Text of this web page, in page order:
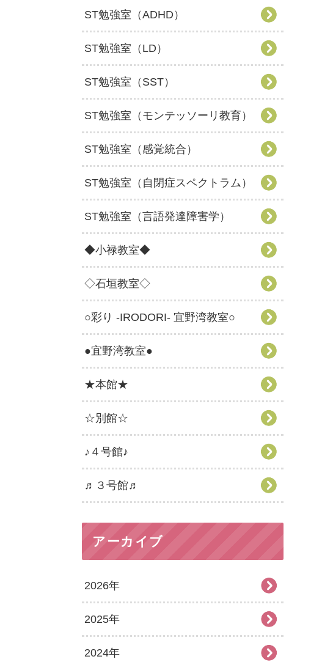
ST勉強室（ADHD）
ST勉強室（LD）
ST勉強室（SST）
ST勉強室（モンテッソーリ教育）
ST勉強室（感覚統合）
ST勉強室（自閉症スペクトラム）
ST勉強室（言語発達障害学）
◆小禄教室◆
◇石垣教室◇
○彩り -IRODORI- 宜野湾教室○
●宜野湾教室●
★本館★
☆別館☆
♪４号館♪
♬３号館♬
アーカイブ
2026年
2026年7月
2026年6月
2025年
2025年12月
2024年